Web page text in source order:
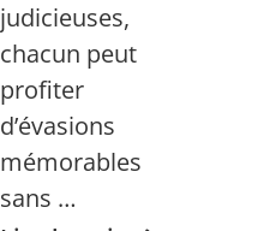
judicieuses,
chacun peut
profiter
d’évasions
mémorables
sans …